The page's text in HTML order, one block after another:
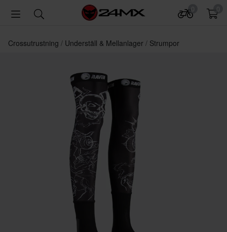
Crossutrustning Underställ & Mellanlager Strumpor